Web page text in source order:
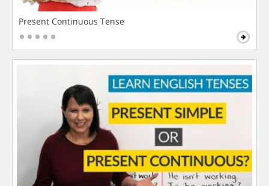
Present Continuous Tense